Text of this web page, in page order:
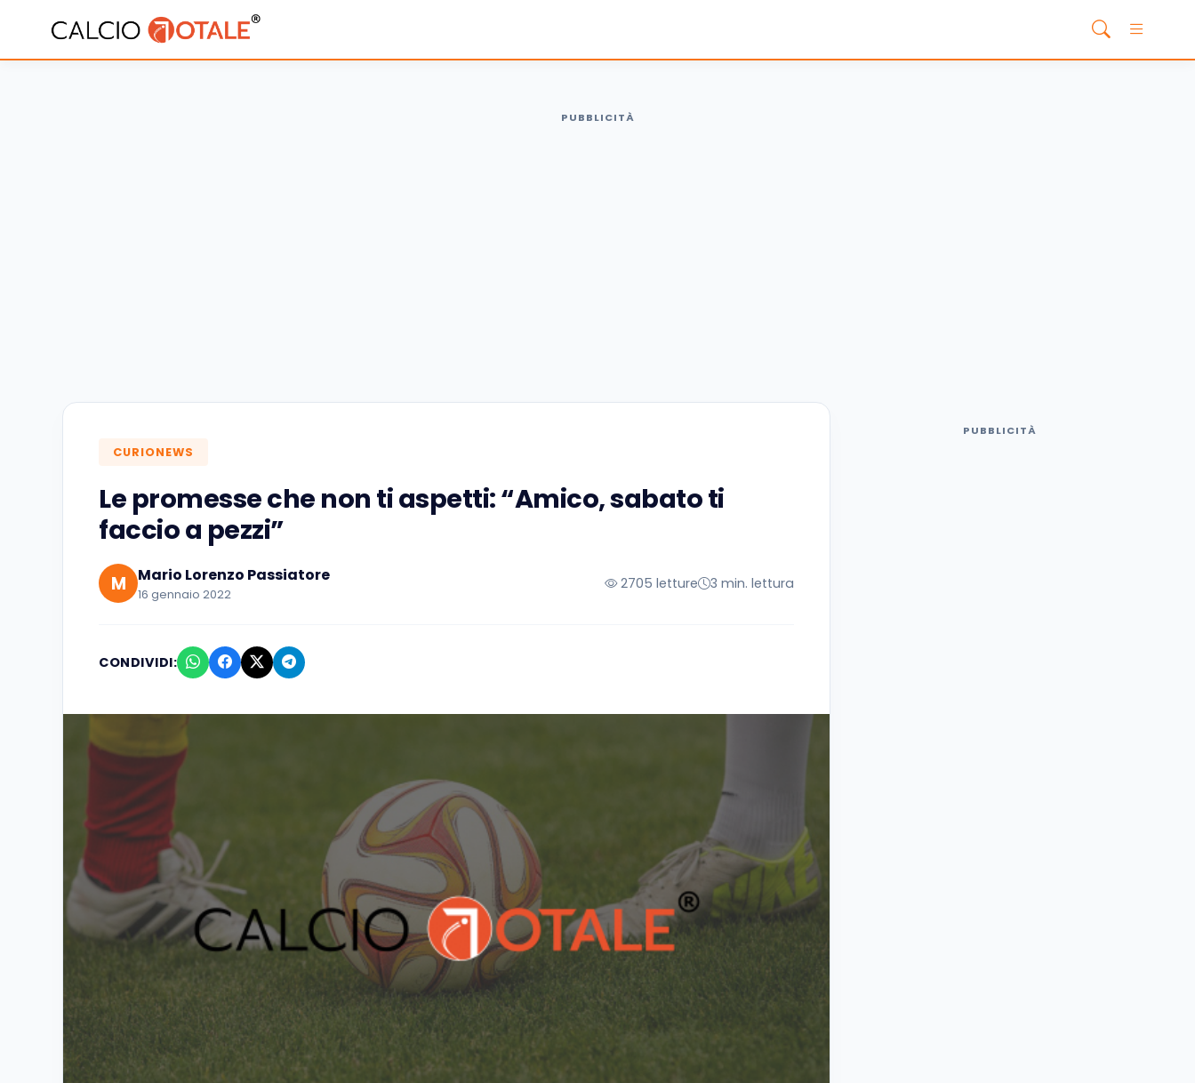
PUBBLICITÀ
CURIONEWS
Le promesse che non ti aspetti: “Amico, sabato ti
faccio a pezzi”
M Mario Lorenzo Passiatore
16 gennaio 2022
2705 letture 3 min. lettura
CONDIVIDI:
PUBBLICITÀ